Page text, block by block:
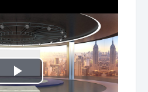
Play